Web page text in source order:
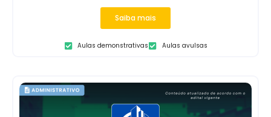
Saiba mais
Aulas demonstrativas Aulas avulsas